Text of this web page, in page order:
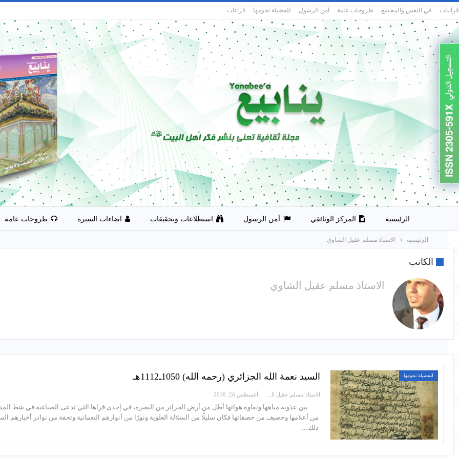
قرآنيات في النفس والمجتمع طروحات عامة آمن الرسول للفضيلة نجومها قراءات
الرئيسية المركز الوثائقي آمن الرسول استطلاعات وتحقيقات اضاءات السيرة طروحات عامة
الرئيسية الاستاذ مسلم عقيل الشاوي
الكاتب
الاستاذ مسلم عقيل الشاوي
للفضيلة نجومها السيد نعمة الله الجزائري (رحمه الله) 1050ـ1112هـ
أغسطس 26, 2018
بين عذوبة مياهها ونقاوة هوائها أطل من أرض الجزائر من البصرة، في إحدى قراها التي تدعى الصباغية في شط
من أعلامها وحصيف من حصفائها فكان سليلًا من السلالة العلوية ونورًا من أنوارهم النعمانية وتحفة من نوادر أخبارهم
ذلك…